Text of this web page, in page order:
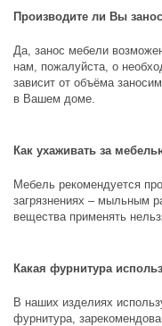
Производите ли Вы
Да, занос мебели
нам, пожалуйста, о
зависит от объёма
в Вашем доме.
Как ухаживать за
Мебель рекомендуется
загрязнениях – мыльным
вещества применять
Какая фурнитура
В наших изделиях
фурнитура,